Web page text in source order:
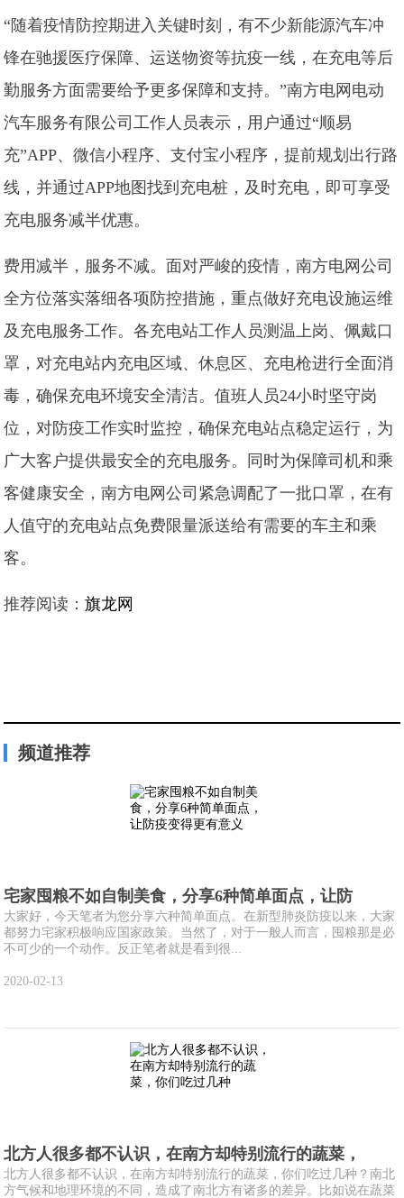
“随着疫情防控期进入关键时刻，有不少新能源汽车冲
锋在驰援医疗保障、运送物资等抗疫一线，在充电等后
勤服务方面需要给予更多保障和支持。”南方电网电动
汽车服务有限公司工作人员表示，用户通过“顺易
充”APP、微信小程序、支付宝小程序，提前规划出行路
线，并通过APP地图找到充电桩，及时充电，即可享受
充电服务减半优惠。
费用减半，服务不减。面对严峻的疫情，南方电网公司
全方位落实落细各项防控措施，重点做好充电设施运维
及充电服务工作。各充电站工作人员测温上岗、佩戴口
罩，对充电站内充电区域、休息区、充电枪进行全面消
毒，确保充电环境安全清洁。值班人员24小时坚守岗
位，对防疫工作实时监控，确保充电站点稳定运行，为
广大客户提供最安全的充电服务。同时为保障司机和乘
客健康安全，南方电网公司紧急调配了一批口罩，在有
人值守的充电站点免费限量派送给有需要的车主和乘
客。
推荐阅读：旗龙网
频道推荐
宅家囤粮不如自制美食，分享6种简单面点，让防
大家好，今天笔者为您分享六种简单面点。在新型肺炎防疫以来，大家
都努力宅家积极响应国家政策。当然了，对于一般人而言，囤粮那是必
不可少的一个动作。反正笔者就是看到很...
2020-02-13
北方人很多都不认识，在南方却特别流行的蔬菜，
北方人很多都不认识，在南方却特别流行的蔬菜，你们吃过几种？南北
方气候和地理环境的不同，造成了南北方有诸多的差异。比如说在蔬菜